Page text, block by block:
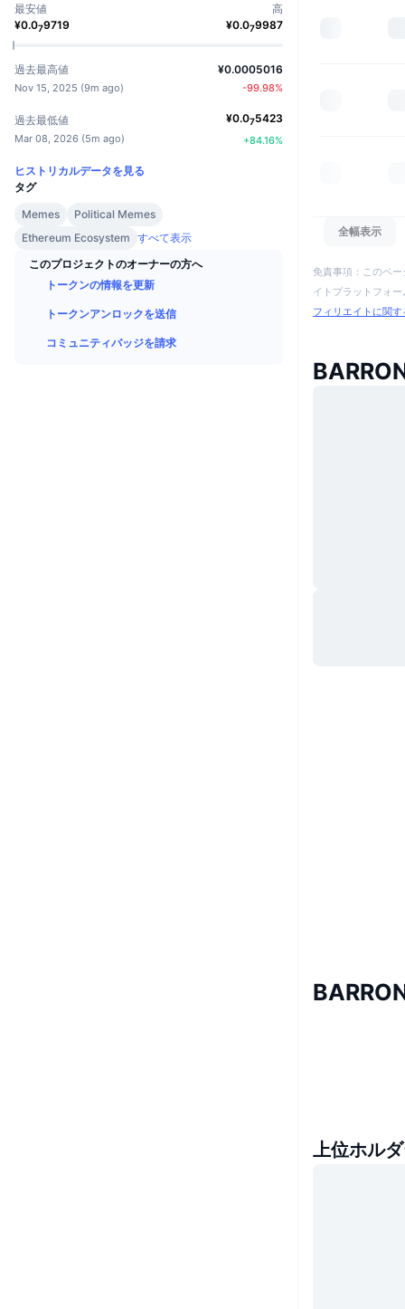
最安値
¥0.079719
高
¥0.079987
過去最高値
Nov 15, 2025 (9m ago)
¥0.0005016
-99.98%
過去最低値
Mar 08, 2026 (5m ago)
¥0.075423
+84.16%
ヒストリカルデータを見る
タグ
Memes
Political Memes
Ethereum Ecosystem すべて表示
このプロジェクトのオーナーの方へ
トークンの情報を更新
トークンアンロックを送信
コミュニティバッジを請求
全幅表示
免責事項：このペ
イトプラットフォ
フィリエイトに関
上位ホル